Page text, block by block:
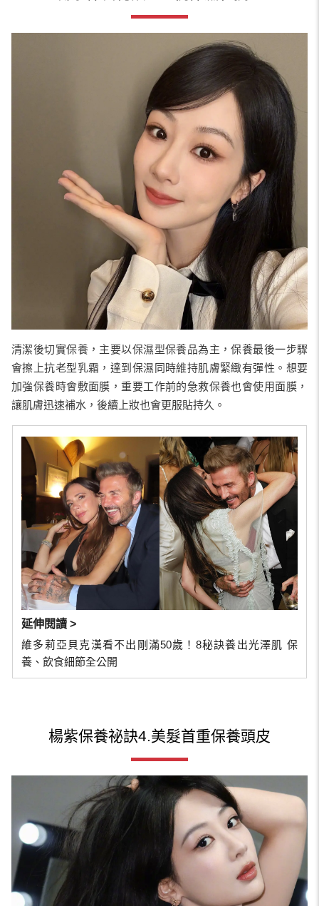
清潔後切實保養，主要以保濕型保養品為主，保養最後一步驟
會擦上抗老型乳霜，達到保濕同時維持肌膚緊緻有彈性。想要
加強保養時會敷面膜，重要工作前的急救保養也會使用面膜，
讓肌膚迅速補水，後續上妝也會更服貼持久。
延伸閱讀 >
維多莉亞貝克漢看不出剛滿50歲！8秘訣養出光澤肌 保
養、飲食細節全公開
楊紫保養祕訣4.美髮首重保養頭皮